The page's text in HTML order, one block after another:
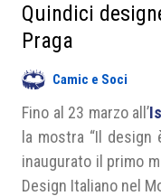
Soci
Progetti
Area riservata
Quindici
Praga
Camic e Soci
Fino al 23 marzo all’
la mostra “Il
inaugurato il primo
Design Italiano nel